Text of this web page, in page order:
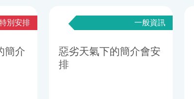
別安排
簡介
一般資訊
惡劣天氣下的簡介會安
排